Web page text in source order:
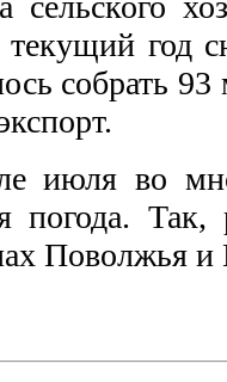
текущий год
собрать
июля во
погода.
Поволжья и